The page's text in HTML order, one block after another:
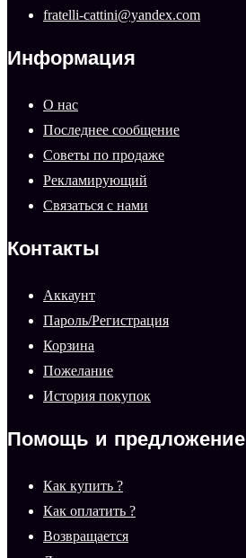
fratelli-cattini@yandex.com
Информация
О нас
Последнее сообщение
Советы по продаже
Рекламирующий
Связаться с нами
Контакты
Аккаунт
Пароль/Регистрация
Корзина
Пожелание
История покупок
Помощь и предложение
Как купить ?
Как оплатить ?
Возвращается